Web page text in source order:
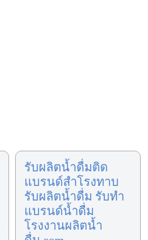
รับผลิตน้ำดื่มติด
แบรนด์สำโรงทาบ
รับผลิตน้ำดื่ม รับทำ
แบรนด์น้ำดื่ม
โรงงานผลิตน้ำ